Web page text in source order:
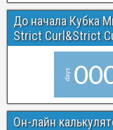
До начала Кубка
Strict Curl&Strict
days 00
Он-лайн